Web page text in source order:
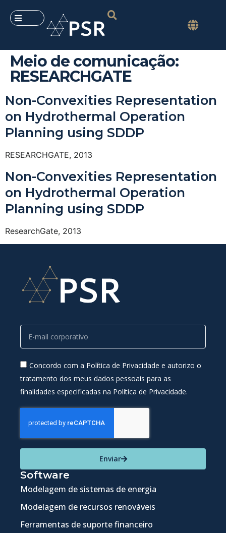
Meio de comunicação:
RESEARCHGATE
Non-Convexities Representation
on Hydrothermal Operation
Planning using SDDP
RESEARCHGATE, 2013
Non-Convexities Representation
on Hydrothermal Operation
Planning using SDDP
ResearchGate, 2013
Concordo com a Política de Privacidade e autorizo o
tratamento dos meus dados pessoais para as
finalidades especificadas na Política de Privacidade.
Enviar
Software
Modelagem de sistemas de energia
Modelagem de recursos renováveis
Ferramentas de suporte financeiro